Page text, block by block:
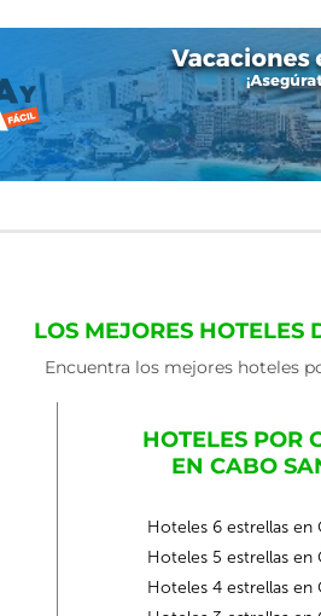
LOS MEJORES HOTELES
Encuentra los mejores hoteles
HOTELES POR
EN CABO
Hoteles 6 estrellas en
Hoteles 5 estrellas en
Hoteles 4 estrellas en